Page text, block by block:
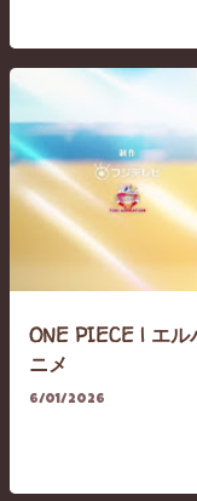
ONE PIECE | エ
ニメ
6/01/2026